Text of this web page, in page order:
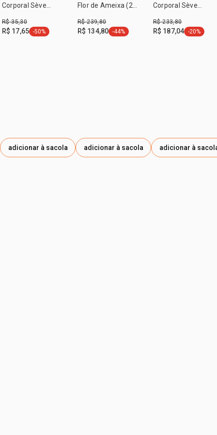
METHYLPROPIONAL, ALPHA-ISOMETHYL IONONE,
Corporal Sève
100 ml
R$ 35,30
R$ 17,65 etiqueta -50%
-50%
adicionar à sacola
Flor de Ameixa (2
R$ 239,80
R$ 134,80 etiqueta -44%
-44%
adicionar à sacola
Corporal Sève
unidades)
R$ 233,80
R$ 187,04 etiqueta -
-20%
adicionar à